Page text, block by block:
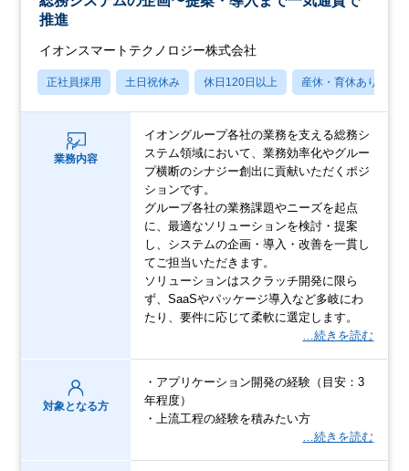
推進
イオンスマートテクノロジー株式会社
正社員採用 土日祝休み 休日120日以上 産休・育休あり
業務内容
イオングループ各社の業務を支える総務シ
ステム領域において、業務効率化やグルー
プ横断のシナジー創出に貢献いただくポジ
ションです。
グループ各社の業務課題やニーズを起点
に、最適なソリューションを検討・提案
し、システムの企画・導入・改善を一貫し
てご担当いただきます。
ソリューションはスクラッチ開発に限ら
ず、SaaSやパッケージ導入など多岐にわ
たり、要件に応じて柔軟に選定します。
…続きを読む
対象となる方
・アプリケーション開発の経験（目安：3
年程度）
・上流工程の経験を積みたい方
…続きを読む